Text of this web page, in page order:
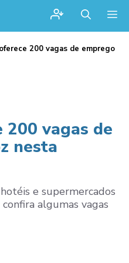
200 vagas de emprego
vagas de
nesta
e supermercados
algumas vagas